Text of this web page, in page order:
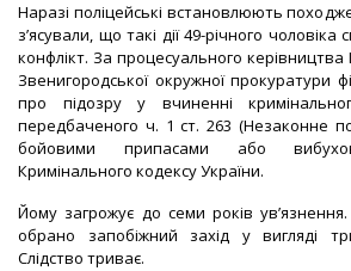
Наразі поліцейські встановлюють
з’ясували, що такі дії 49-річного
конфлікт. За процесуального керівництва
Звенигородської окружної прокуратури
про підозру у вчиненні
передбаченого ч. 1 ст. 263 (Незаконне
бойовими припасами або
Кримінального кодексу України.
Йому загрожує до семи років
обрано запобіжний захід у вигляді
Слідство триває.